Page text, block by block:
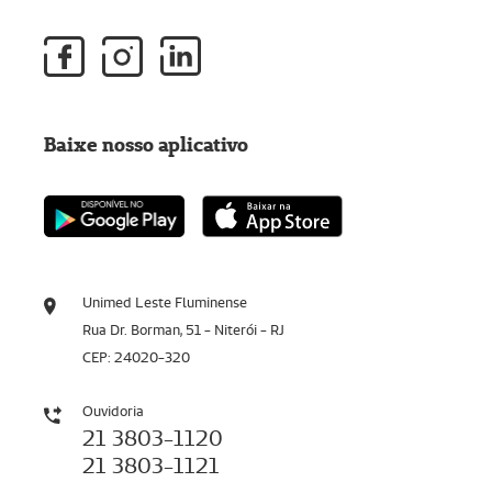
Unimed Leste Fluminense
Rua Dr. Borman, 51 - Niterói - RJ
CEP: 24020-320
Ouvidoria
21 3803-1120
21 3803-1121
Baixe nosso aplicativo